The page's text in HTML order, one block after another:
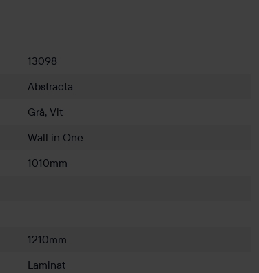
13098
Abstracta
Grå, Vit
Wall in One
1010mm
1210mm
Laminat